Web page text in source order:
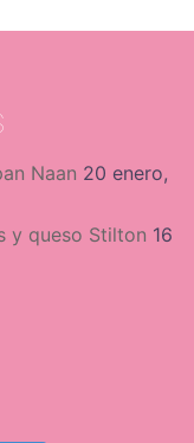
Naan 20 enero,
y queso Stilton 16